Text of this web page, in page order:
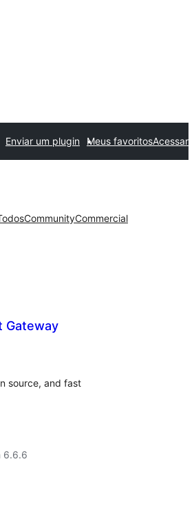
Enviar um plugin Meus favoritosAcessar
CommunityCommercial
Gateway
source, and fast
6.6.6